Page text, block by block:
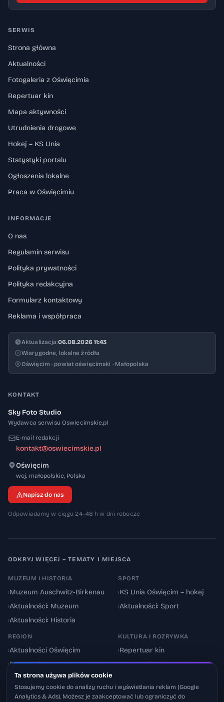
SERWIS
Strona główna
Aktualności
Fotogaleria z Oświęcimia
Repertuar kin
Mapa aktywności
Utrudnienia drogowe
Hokej – KS Unia
Statystyki portalu
Ogłoszenia lokalne
Praca w Oświęcimiu
INFORMACJE
O nas
Regulamin serwisu
Polityka prywatności
Polityka redakcyjna
Formularz kontaktowy
Reklama i współpraca
Aktualizacja:06.08.2026 11:43
Wiarygodne, lokalne źródła
Oświęcim · powiat oświęcimski · Małopolska
KONTAKT
Sky Foto Studio
Wydawca serwisu Oswiecimskie.pl
E-mail redakcji
kontakt@oswiecimskie.pl
Oświęcim
woj. małopolskie, 32-600
Polska
Napisz do nas
Odpowiadamy w ciągu 24–48 h w dni robocze
ODKRYJ WIĘCEJ – TEMATY I MIEJSCA
MUZEUM I HISTORIA
›Muzeum Auschwitz-Birkenau
›Aktualności: Muzeum
›Aktualności: Historia
SPORT
›KS Unia Oświęcim – hokej
›Aktualności: Sport
REGION
›Aktualności Oświęcim
›Powiat oświęcimski
Utrudnienia drogowe
KULTURA I ROZRYWKA
›Repertuar kin
›Aktualności: Kultura
Ta strona używa plików cookie
Stosujemy cookie do analizy ruchu i wyświetlania reklam (Google
Analytics & Ads). Możesz je zaakceptować lub ograniczyć do